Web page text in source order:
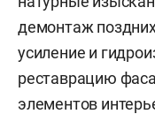
демонтаж
усиление и
реставрацию
элементов